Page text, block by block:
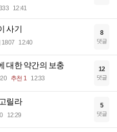
12:41
사기
1807 12:40
8
댓글
대한 약간의 보충
추천 1 12:33
12
댓글
릴라
12:29
5
댓글